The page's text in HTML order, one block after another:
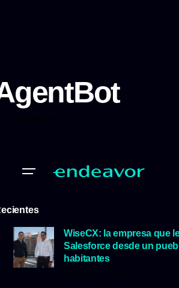
WiseCX: la empresa que
Salesforce desde un
habitantes